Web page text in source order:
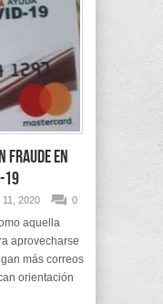
fraude en
19
11, 2020 0
aquella
aprovecharse
más correos
orientación